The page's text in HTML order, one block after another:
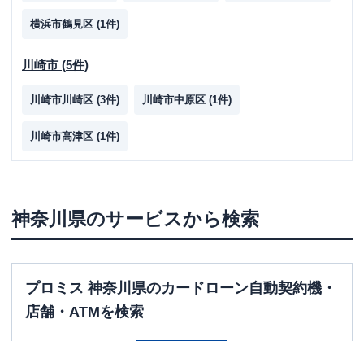
横浜市鶴見区 (1件)
川崎市 (5件)
川崎市川崎区 (3件) 川崎市中原区 (1件)
川崎市高津区 (1件)
相模原市南区(1 件)
厚木市( 1件) 藤沢市(2件) 小田原市(1件)
神奈川県のサービスから検索
プロミス 神奈川県のカードローン自動契約機・
店舗・ATMを検索